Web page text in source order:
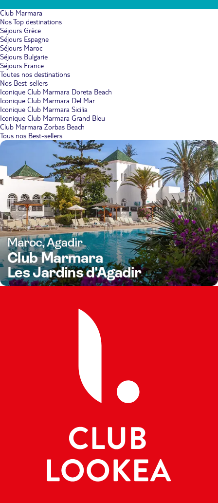
Club Marmara
Nos Top destinations
Séjours Grèce
Séjours Espagne
Séjours Maroc
Séjours Bulgarie
Séjours France
Toutes nos destinations
Nos Best-sellers
Iconique Club Marmara Doreta Beach
Iconique Club Marmara Del Mar
Iconique Club Marmara Sicilia
Iconique Club Marmara Grand Bleu
Club Marmara Zorbas Beach
Tous nos Best-sellers